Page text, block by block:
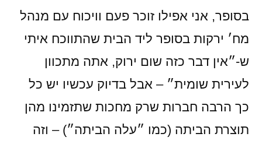
בסופר, אני אפילו זוכר פעם וויכוח עם מנהל
מח׳ ירקות בסופר ליד הבית שהתווכח איתי
ש-״אין דבר כזה שום ירוק, אתה מתכוון
לעירית שומית״ – אבל בדיוק עכשיו יש כל
כך הרבה חברות שרק מחכות שתזמינו מהן
תוצרת הביתה (כמו ״עלה הביתה״) – וזה